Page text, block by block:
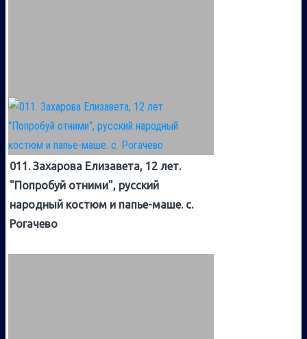
011. Захарова Елизавета, 12 лет.
"Попробуй отними", русский
народный костюм и папье-маше. с.
Рогачево